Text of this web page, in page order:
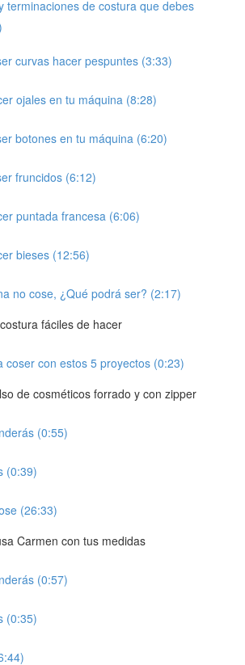
terminaciones de costura que debes
curvas hacer pespuntes (3:33)
ojales en tu máquina (8:28)
botones en tu máquina (6:20)
fruncidos (6:12)
puntada francesa (6:06)
bieses (12:56)
no cose, ¿Qué podrá ser? (2:17)
fáciles de hacer
coser con estos 5 proyectos (0:23)
de cosméticos forrado y con zipper
(0:55)
(0:39)
(26:33)
Carmen con tus medidas
(0:57)
(0:35)